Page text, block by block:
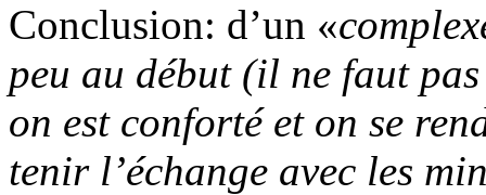
Conclusion: d’un «
peu au début (il ne faut
on est conforté et on se
tenir l’échange avec les